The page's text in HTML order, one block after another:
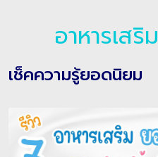
อาหารเสริม
เช็คความรู้ยอดนิยม